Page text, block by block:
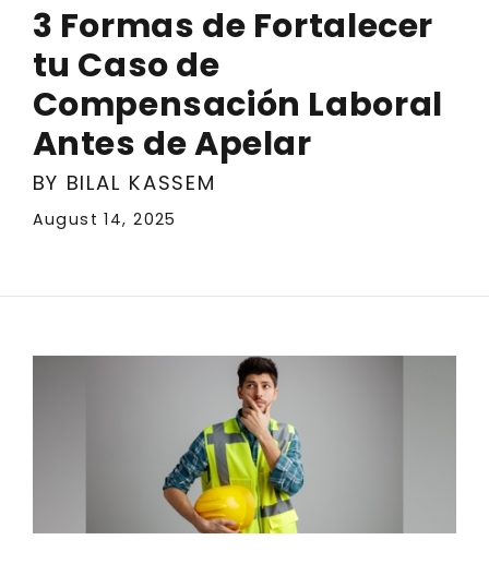
3 Formas de Fortalecer
tu Caso de
Compensación Laboral
Antes de Apelar
BY BILAL KASSEM
August 14, 2025